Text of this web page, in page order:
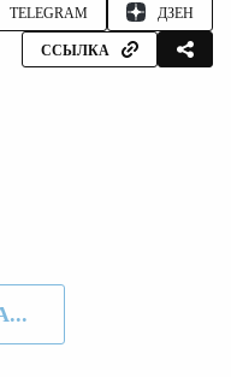
TELEGRAM ДЗЕН
ССЫЛКА